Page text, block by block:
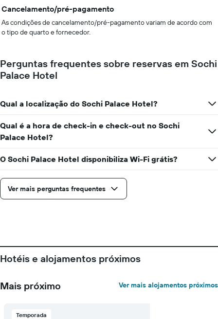
Cancelamento/pré-pagamento
As condições de cancelamento/pré-pagamento variam de acordo com
o tipo de quarto e fornecedor.
Perguntas frequentes sobre reservas em Sochi
Palace Hotel
Qual a localização do Sochi Palace Hotel?
Qual é a hora de check-in e check-out no Sochi
Palace Hotel?
O Sochi Palace Hotel disponibiliza Wi-Fi grátis?
Ver mais perguntas frequentes
Hotéis e alojamentos próximos
Mais próximo Ver mais alojamentos próximos
Temporada